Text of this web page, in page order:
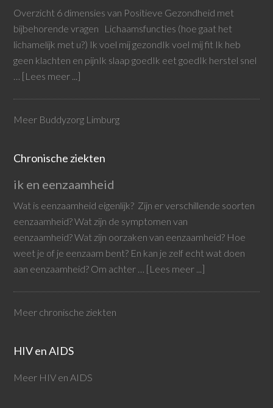
Overzicht 6 dimensies van Positieve Gezondheid met
bijbehorende vragen Lichaamsfuncties (hoe gaat het
lichamelijk met u?) Ik voel mij gezondIk voel mij fit Ik heb
geen klachten en pijnIk slaap goedIk eet goedIk herstel snel
… [Lees meer ...]
Meer Buddyzorg Limburg
Chronische ziekten
ik en eenzaamheid
Wat is eenzaamheid eigenlijk? Zijn er verschillende soorten
eenzaamheid? Wat zijn de symptomen van
eenzaamheid? Wat zijn oorzaken van eenzaamheid? Hoe
weet je of je eenzaam bent? En kan je zelf echt wat doen
aan eenzaamheid? Om achter … [Lees meer ...]
Meer chronische ziekten
HIV en AIDS
Meer HIV en AIDS